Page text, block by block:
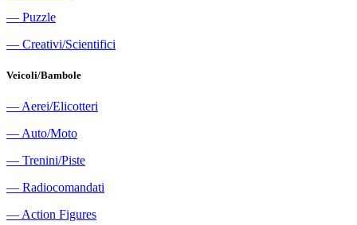
― Puzzle
― Creativi/Scientifici
Veicoli/Bambole
― Aerei/Elicotteri
― Auto/Moto
― Trenini/Piste
― Radiocomandati
― Action Figures